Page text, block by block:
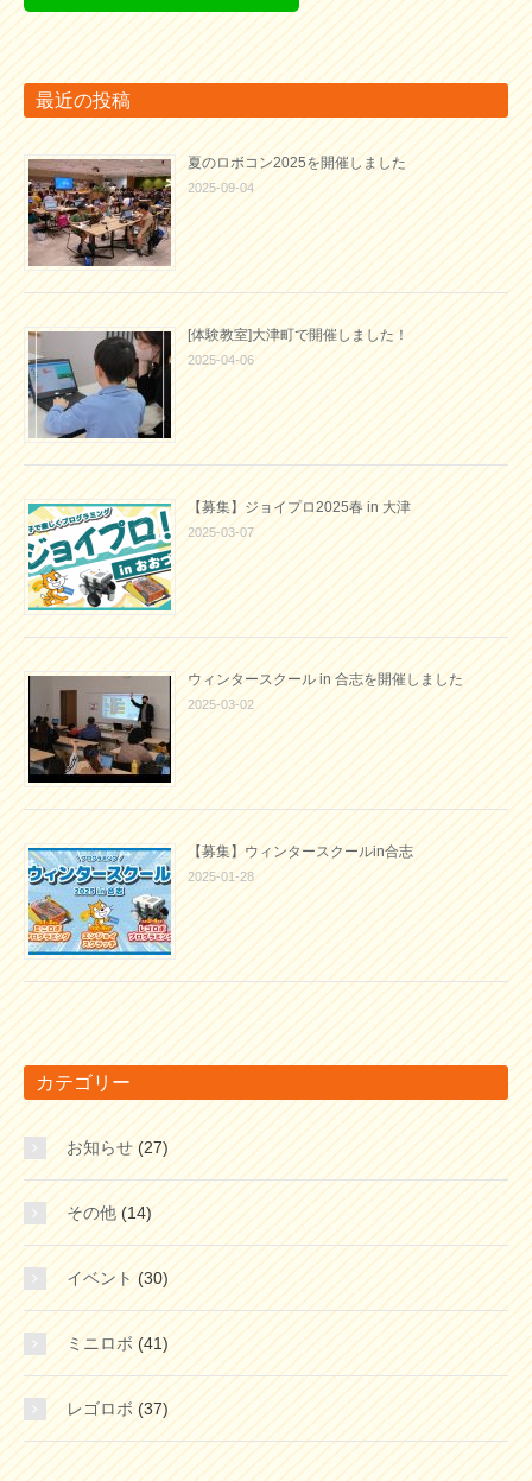
最近の投稿
夏のロボコン2025を開催しました
2025-09-04
[体験教室]大津町で開催しました！
2025-04-06
【募集】ジョイプロ2025春 in 大津
2025-03-07
ウィンタースクール in 合志を開催しました
2025-03-02
【募集】ウィンタースクールin合志
2025-01-28
カテゴリー
お知らせ (27)
その他 (14)
イベント (30)
ミニロボ (41)
レゴロボ (37)